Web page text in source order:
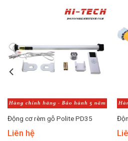
Động cơ rèm gỗ Polite PD35
Liên hệ